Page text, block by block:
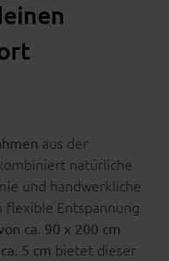
aus der
natürliche
und handwerkliche
Entspannung
ca. 90 x 200 cm
5 cm bietet dieser